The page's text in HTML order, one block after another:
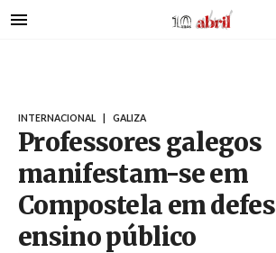
para
AbrilAbril
INTERNACIONAL GALIZA
Professores galegos
manifestam-se em
Compostela em
ensino público